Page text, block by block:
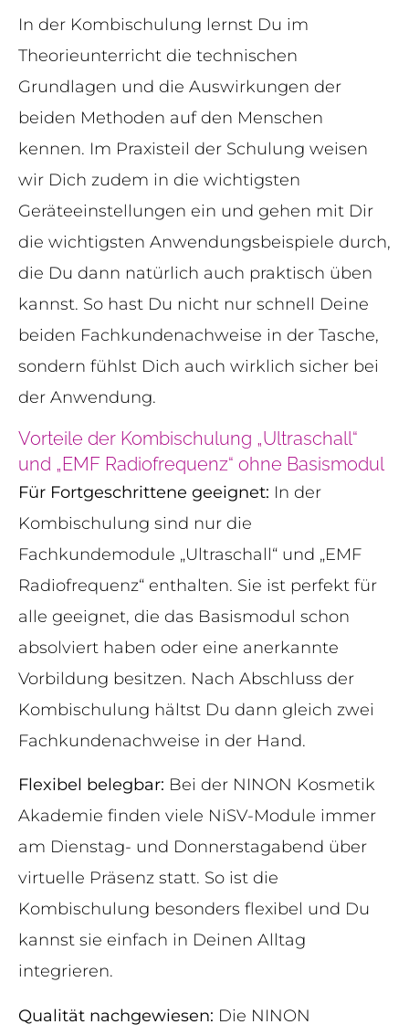
In der Kombischulung lernst Du im
Theorieunterricht die technischen
Grundlagen und die Auswirkungen der
beiden Methoden auf den Menschen
kennen. Im Praxisteil der Schulung weisen
wir Dich zudem in die wichtigsten
Geräteeinstellungen ein und gehen mit Dir
die wichtigsten Anwendungsbeispiele durch,
die Du dann natürlich auch praktisch üben
kannst. So hast Du nicht nur schnell Deine
beiden Fachkundenachweise in der Tasche,
sondern fühlst Dich auch wirklich sicher bei
der Anwendung.
Vorteile der Kombischulung „Ultraschall“
und „EMF Radiofrequenz“ ohne Basismodul
Für Fortgeschrittene geeignet: In der
Kombischulung sind nur die
Fachkundemodule „Ultraschall“ und „EMF
Radiofrequenz“ enthalten. Sie ist perfekt für
alle geeignet, die das Basismodul schon
absolviert haben oder eine anerkannte
Vorbildung besitzen. Nach Abschluss der
Kombischulung hältst Du dann gleich zwei
Fachkundenachweise in der Hand.
Flexibel belegbar: Bei der NINON Kosmetik
Akademie finden viele NiSV-Module immer
am Dienstag- und Donnerstagabend über
virtuelle Präsenz statt. So ist die
Kombischulung besonders flexibel und Du
kannst sie einfach in Deinen Alltag
integrieren.
Qualität nachgewiesen: Die NINON